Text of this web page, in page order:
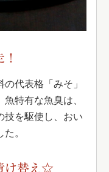
代表格「みそ」
特有な魚臭は、
技を駆使し、おい
。
け替え☆